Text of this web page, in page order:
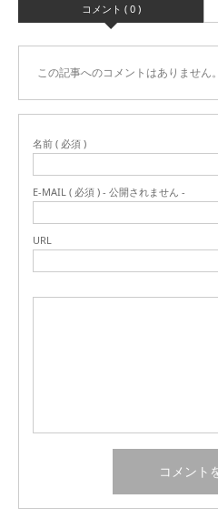
コメント ( 0 )
この記事へのコメントはありません。
名前 ( 必須 )
E-MAIL ( 必須 ) - 公開されません -
URL